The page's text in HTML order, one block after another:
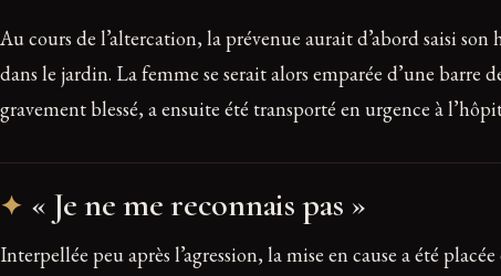
Au cours de l’altercation, la prévenue aurait d’abord saisi
dans le jardin. La femme se serait alors emparée d’une barre
gravement blessé, a ensuite été transporté en urgence à
« Je ne me reconnais pas »
Interpellée peu après l’agression, la mise en cause a été